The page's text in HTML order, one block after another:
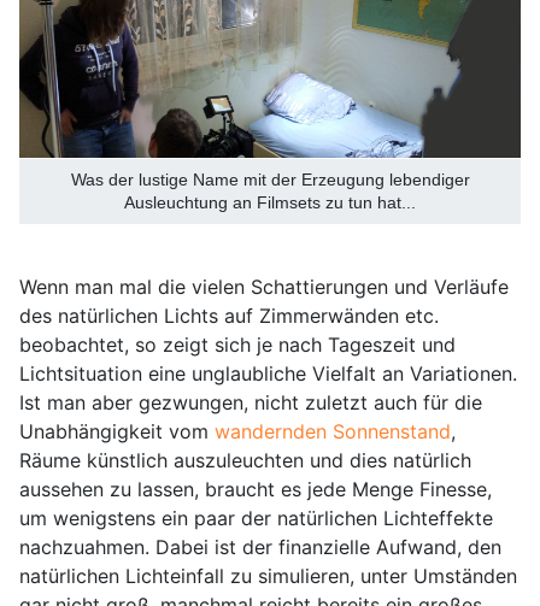
Was der lustige Name mit der Erzeugung lebendiger
Ausleuchtung an Filmsets zu tun hat...
Wenn man mal die vielen Schattierungen und Verläufe
des natürlichen Lichts auf Zimmerwänden etc.
beobachtet, so zeigt sich je nach Tageszeit und
Lichtsituation eine unglaubliche Vielfalt an Variationen.
Ist man aber gezwungen, nicht zuletzt auch für die
Unabhängigkeit vom wandernden Sonnenstand,
Räume künstlich auszuleuchten und dies natürlich
aussehen zu lassen, braucht es jede Menge Finesse,
um wenigstens ein paar der natürlichen Lichteffekte
nachzuahmen. Dabei ist der finanzielle Aufwand, den
natürlichen Lichteinfall zu simulieren, unter Umständen